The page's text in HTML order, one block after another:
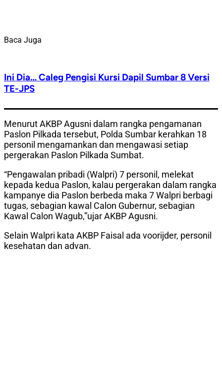
Baca Juga
Ini Dia… Caleg Pengisi Kursi Dapil Sumbar 8 Versi
TE-JPS
Menurut AKBP Agusni dalam rangka pengamanan
Paslon Pilkada tersebut, Polda Sumbar kerahkan 18
personil mengamankan dan mengawasi setiap
pergerakan Paslon Pilkada Sumbat.
“Pengawalan pribadi (Walpri) 7 personil, melekat
kepada kedua Paslon, kalau pergerakan dalam rangka
kampanye dia Paslon berbeda maka 7 Walpri berbagi
tugas, sebagian kawal Calon Gubernur, sebagian
Kawal Calon Wagub,”ujar AKBP Agusni.
Selain Walpri kata AKBP Faisal ada voorijder, personil
kesehatan dan advan.